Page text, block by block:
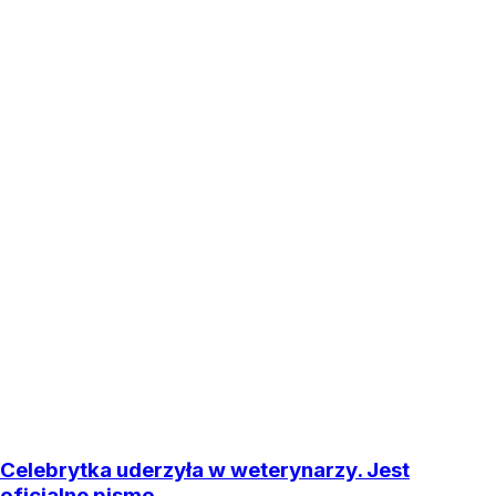
Celebrytka uderzyła w weterynarzy. Jest